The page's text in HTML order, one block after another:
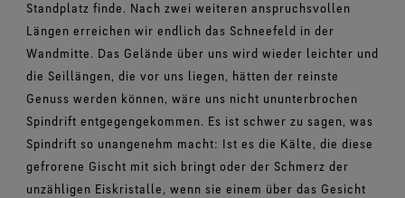
Standplatz finde. Nach zwei weiteren anspruchsvollen
Längen erreichen wir endlich das Schneefeld in der
Wandmitte. Das Gelände über uns wird wieder leichter und
die Seillängen, die vor uns liegen, hätten der reinste
Genuss werden können, wäre uns nicht ununterbrochen
Spindrift entgegengekommen. Es ist schwer zu sagen, was
Spindrift so unangenehm macht: Ist es die Kälte, die diese
gefrorene Gischt mit sich bringt oder der Schmerz der
unzähligen Eiskristalle, wenn sie einem über das Gesicht